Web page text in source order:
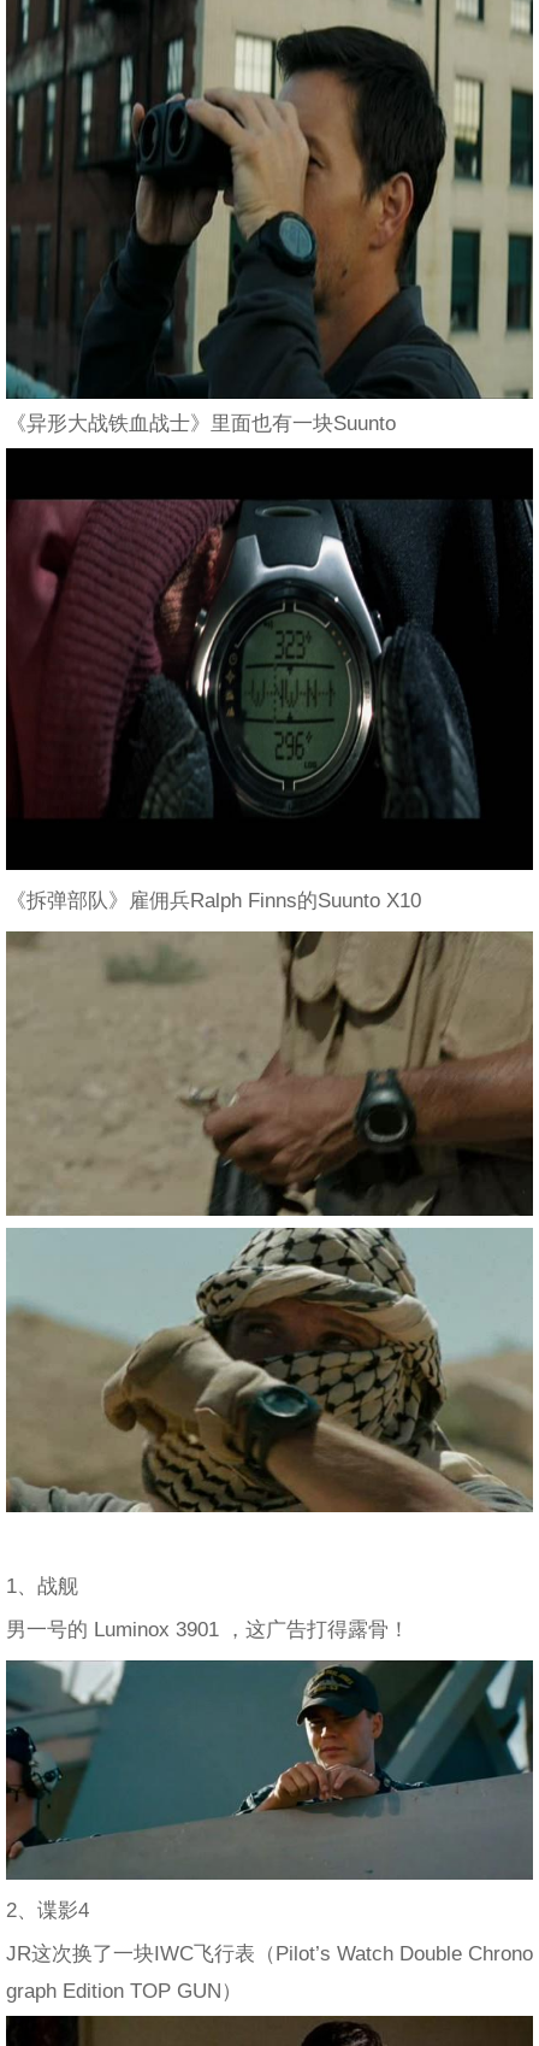
《异形大战铁血战士》里面也有一块Suunto
《拆弹部队》雇佣兵Ralph Finns的Suunto X10
1、战舰
男一号的 Luminox 3901 ，这广告打得露骨！
2、谍影4
JR这次换了一块IWC飞行表（Pilot’s Watch Double Chrono
graph Edition TOP GUN）